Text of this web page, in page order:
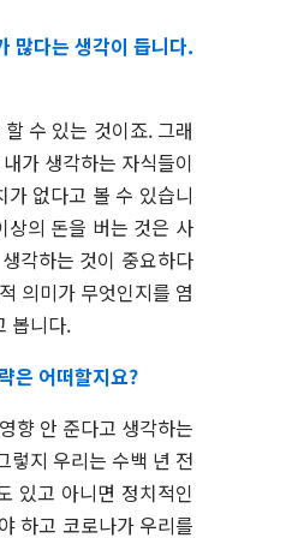
많다는 생각이 듭니다.
수 있는 것이죠. 그래
가 생각하는 자식들이
없다고 볼 수 있습니
상의 돈을 버는 것은 사
각하는 것이 중요하다
의미가 무엇인지를 염
봅니다.
은 어떠할지요?
향 안 준다고 생각하는
렇지 우리는 수백 년 전
있고 아니면 정치적인
하고 코로나가 우리를